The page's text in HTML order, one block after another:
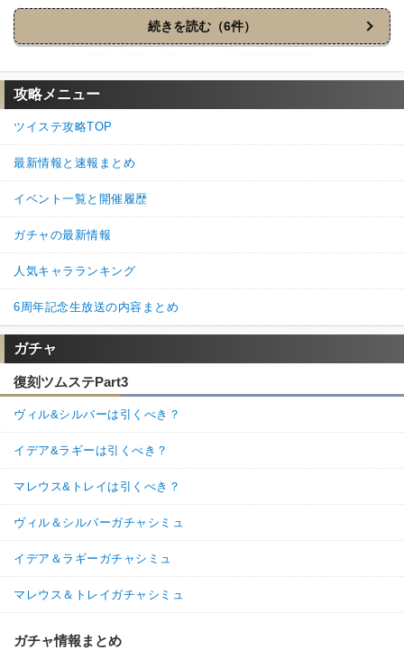
申し訳ないですが、グリムは家具で隠れてしまいました…
せ、せめて文字だけでもと…
返信 (0)
名無しさん
初心者なので恐れ入りますが、グリムは一体入手できればあとは
返信(2)
3. 名無しさん
理論的にはそうなります。凸させるには覚醒の香水(SSR)
が3つ必要になります。完凸させる場合には12個必要にな
りますが、集めるためにはイベント交換で600となるの
で、使い方が大切です。
返信
4. 名無しさん 通報
ありがとうございます！香水は３つ必要だったのです
ね・・・地道に集めます
返信
続きを読む（6件）
攻略メニュー
ツイステ攻略TOP
最新情報と速報まとめ
イベント一覧と開催履歴
ガチャの最新情報
人気キャラランキング
6周年記念生放送の内容まとめ
ガチャ
復刻ツムステPart3
ヴィル&シルバーは引くべき？
イデア&ラギーは引くべき？
マレウス&トレイは引くべき？
ヴィル＆シルバーガチャシミュ
イデア＆ラギーガチャシミュ
マレウス＆トレイガチャシミュ
ガチャ情報まとめ